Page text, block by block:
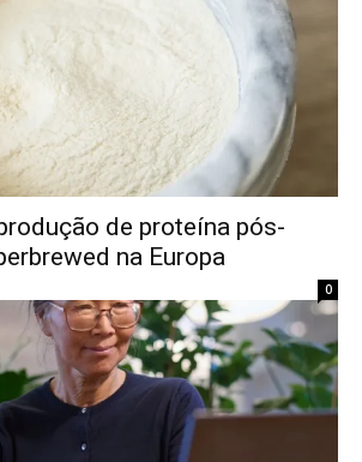
de proteína pós-
na Europa
0